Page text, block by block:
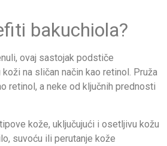
bakuchiola?
ovaj sastojak podstiče
na sličan način kao retinol. Pruža
retinol, a neke od ključnih prednosti
kože, uključujući i osetljivu kožu
suvoću ili perutanje kože